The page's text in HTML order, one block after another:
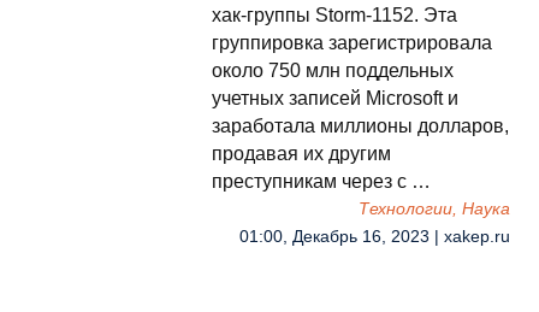
хак-группы Storm-1152. Эта
группировка зарегистрировала
около 750 млн поддельных
учетных записей Microsoft и
заработала миллионы долларов,
продавая их другим
преступникам через с …
Технологии, Наука
01:00, Декабрь 16, 2023 | xakep.ru